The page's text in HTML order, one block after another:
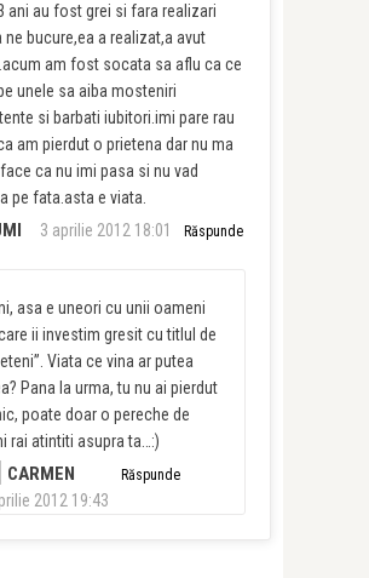
ani au fost grei si fara realizari
ne bucure,ea a realizat,a avut
am fost socata sa aflu ca ce
unele sa aiba mosteniri
si barbati iubitori.imi pare rau
am pierdut o prietena dar nu ma
ca nu imi pasa si nu vad
pe fata.asta e viata.
3 aprilie 2012 18:01 Răspunde
asa e uneori cu unii oameni
ii investim gresit cu titlul de
Viata ce vina ar putea
Pana la urma, tu nu ai pierdut
poate doar o pereche de
rai atintiti asupra ta…:)
CARMEN
2012 19:43
Răspunde